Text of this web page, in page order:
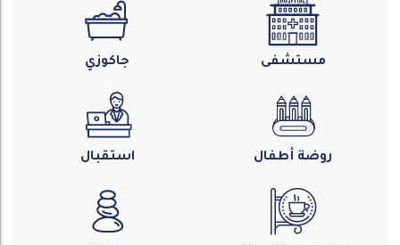
مستشفى جاكوزي
روضة أطفال استقبال